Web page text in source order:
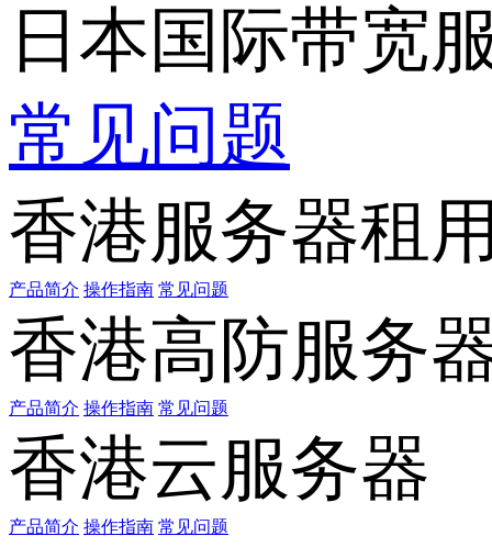
日本国际带宽
常见问题
香港服务器租
产品简介 操作指南 常见问题
香港高防服务
产品简介 操作指南 常见问题
香港云服务器
产品简介 操作指南 常见问题